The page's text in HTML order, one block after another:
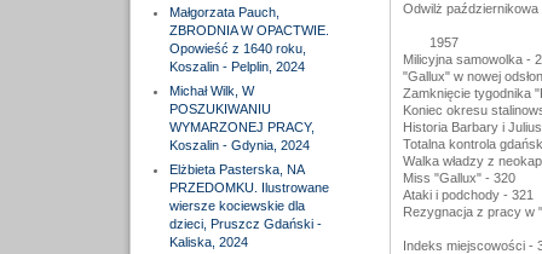
Małgorzata Pauch,
ZBRODNIA W OPACTWIE.
Opowieść z 1640 roku,
Koszalin - Pelplin, 2024
Michał Wilk, W
POSZUKIWANIU
WYMARZONEJ PRACY,
Koszalin - Gdynia, 2024
Elżbieta Pasterska, NA
PRZEDOMKU. Ilustrowane
wiersze kociewskie dla
dzieci, Pruszcz Gdański -
Kaliska, 2024
Odwilż październikowa
1957
Milicyjna samowolka -
"Gallux" w nowej
Zamknięcie tygodnika
Koniec okresu
Historia Barbary i
Totalna kontrola
Walka władzy z
Miss "Gallux" - 320
Ataki i podchody - 321
Rezygnacja z pracy w
Indeks miejscowości -